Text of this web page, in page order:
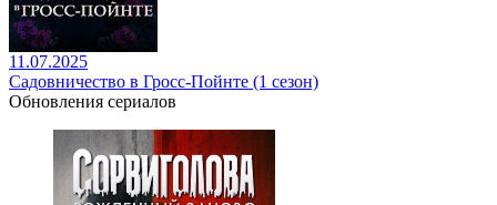
11.07.2025
Садовничество в Гросс-Пойнте (1 сезон)
Обновления сериалов